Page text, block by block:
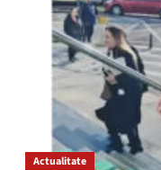
Radu
ULTIMUL
TREN?
Decizie
DEFINITIVĂ
Curtea
de
Apel
Actualitate